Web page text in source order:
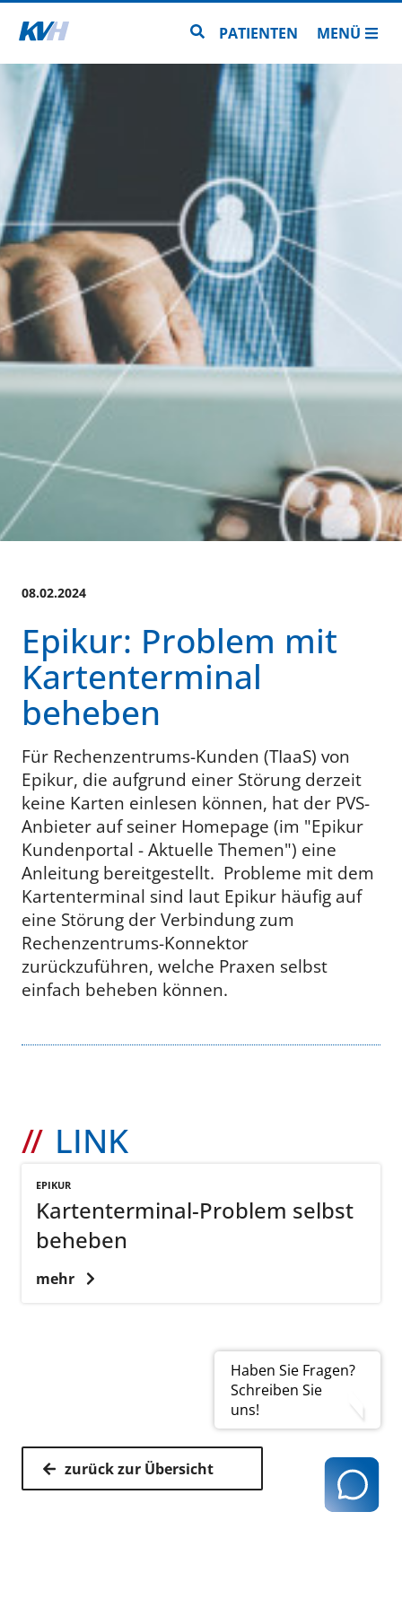
Zur Startseite Zur Seitensuche
PATIENTEN MENÜ
Haben Sie Fragen?
Schreiben Sie
uns!
08.02.2024
Epikur: Problem mit
Kartenterminal
beheben
Für Rechenzentrums-Kunden (TIaaS) von
Epikur, die aufgrund einer Störung derzeit
keine Karten einlesen können, hat der PVS-
Anbieter auf seiner Homepage (im "Epikur
Kundenportal - Aktuelle Themen") eine
Anleitung bereitgestellt. Probleme mit dem
Kartenterminal sind laut Epikur häufig auf
eine Störung der Verbindung zum
Rechenzentrums-Konnektor
zurückzuführen, welche Praxen selbst
einfach beheben können.
LINK
EPIKUR
Kartenterminal-Problem selbst
beheben
mehr
zurück zur Übersicht